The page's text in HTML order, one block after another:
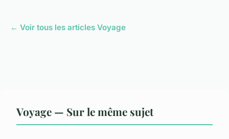
← Voir tous les articles Voyage
Voyage — Sur le même sujet